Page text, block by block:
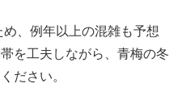
、例年以上の混雑も予想
を工夫しながら、青梅の冬
ださい。